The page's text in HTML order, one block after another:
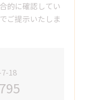
的に確認してい
ご提示いたしま
18